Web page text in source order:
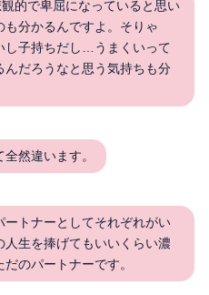
的で卑屈になっていると思い
も分かるんですよ。そりゃ
し子持ちだし…うまくいって
んだろうなと思う気持ちも分
然違います。
ートナーとしてそれぞれがい
人生を捧げてもいいくらい濃
のパートナーです。